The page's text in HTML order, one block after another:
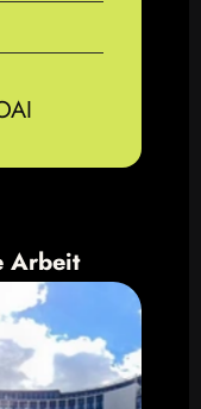
Arbeit